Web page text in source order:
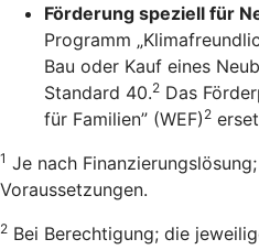
Förderung speziell für
Programm
Bau oder Kauf eines
Standard 40.2 Das
für Familien” (WEF) 2
1 Je nach
Voraussetzungen.
2 Bei Berechtigung; die